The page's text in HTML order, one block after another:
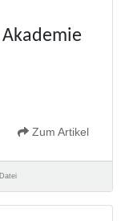
Akademie
Zum Artikel